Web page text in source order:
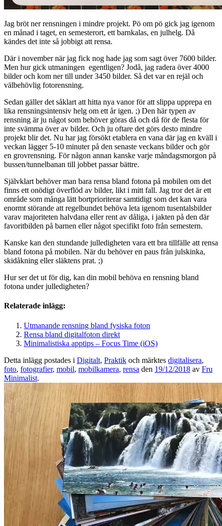
Jag bröt ner rensningen i mindre projekt. Pö om pö gick jag igenom
en månad i taget, en semesterort, ett barnkalas, en julhelg. Då
kändes det inte så jobbigt att rensa.
Där i november när jag fick nog hade jag som sagt över 7600 bilder.
Men hur gick utmaningen egentligen? Jodå, jag radera över 4000
bilder och kom ner till under 3450 bilder. Så det var en rejäl och
välbehövlig fotorensning.
Sedan gäller det såklart att hitta nya vanor för att slippa upprepa en
lika rensningsintensiv helg om ett år igen. ;) Den här typen av
rensning är ju något som behöver göras då och då för de flesta för
inte svämma över av bilder. Och ju oftare det görs desto mindre
projekt blir det. Nu har jag försökt etablera en vana där jag en kväll i
veckan lägger 5-10 minuter på den senaste veckans bilder och gör
en grovrensning. För någon annan kanske varje måndagsmorgon på
bussen/tunnelbanan till jobbet passar bättre.
Självklart behöver man bara rensa bland fotona på mobilen om det
finns ett onödigt överflöd av bilder, likt i mitt fall. Jag tror det är ett
område som många lätt bortprioriterar samtidigt som det kan vara
enormt störande att regelbundet behöva leta igenom tusentalsbilder
varav majoriteten halvdana eller rent av dåliga, i jakten på den där
favoritbilden på barnen eller något specifikt foto från semestern.
Kanske kan den stundande julledigheten vara ett bra tillfälle att rensa
bland fotona på mobilen. När du behöver en paus från julskinka,
skidåkning eller släktens prat. ;)
Hur ser det ut för dig, kan din mobil behöva en rensning bland
fotona under julledigheten?
Relaterade inlägg:
Utmanande rensning bland fysiska foton
Rensa bland digitalfoton direkt
Minimalistiska apptips – Focus Time (iOS)
Detta inlägg postades i Digitalt, Praktik och märktes digitalisera,
foto, fotografier, mobil, mobilkamera, rensa den 19/12/2018 av Fru
Minimalist.